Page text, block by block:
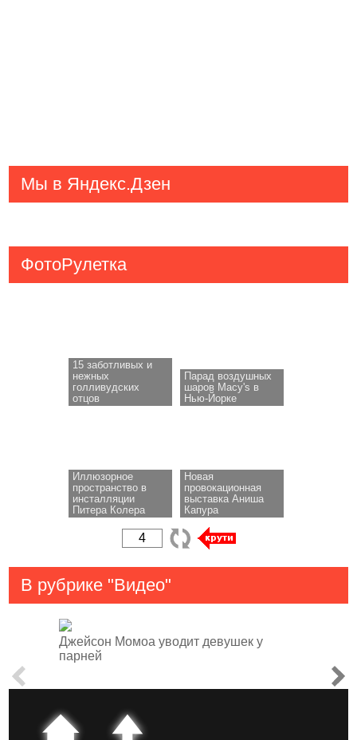
Мы в Яндекс.Дзен
ФотоРулетка
15 заботливых и
нежных
голливудских
отцов
Парад воздушных
шаров Macy's в
Нью-Йорке
Иллюзорное
пространство в
инсталляции
Питера Колера
Новая
провокационная
выставка Аниша
Капура
В рубрике "Видео"
Джейсон Момоа уводит девушек у
парней